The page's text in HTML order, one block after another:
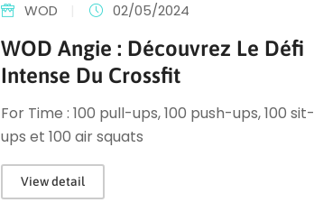
WOD 02/05/2024
WOD Angie : Découvrez Le Défi
Intense Du Crossfit
For Time : 100 pull-ups, 100 push-ups, 100 sit-
ups et 100 air squats
View detail